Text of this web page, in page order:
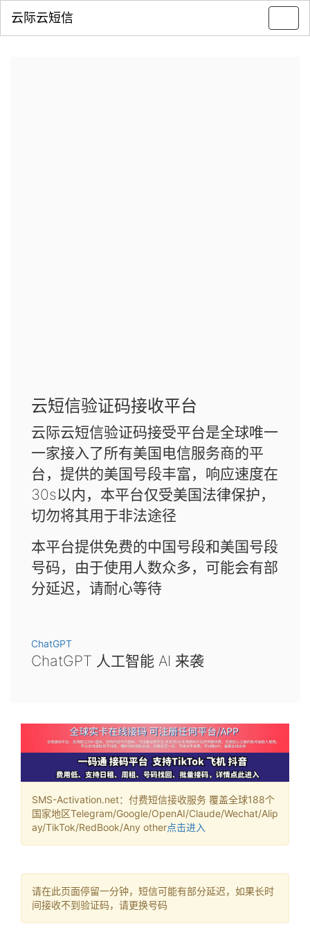
云际云短信
云短信验证码接收平台
云际云短信验证码接受平台是全球唯一
一家接入了所有美国电信服务商的平
台，提供的美国号段丰富，响应速度在
30s以内，本平台仅受美国法律保护，
切勿将其用于非法途径
本平台提供免费的中国号段和美国号段
号码，由于使用人数众多，可能会有部
分延迟，请耐心等待
ChatGPT
ChatGPT 人工智能 AI 来袭
SMS-Activation.net：付费短信接收服务 覆盖全球188个
国家地区Telegram/Google/OpenAI/Claude/Wechat/Alip
ay/TikTok/RedBook/Any other点击进入
请在此页面停留一分钟，短信可能有部分延迟，如果长时
间接收不到验证码，请更换号码